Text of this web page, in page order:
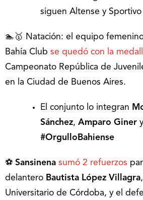
siguen Altense y Sportivo
🏊🥇 Natación: el equipo
Bahía Club se quedó con la
Campeonato República de
en la Ciudad de Buenos Aires.
El conjunto lo integran
Sánchez, Amparo Giner
#OrgulloBahiense
⚽ Sansinena sumó 2 refuerzos
delantero Bautista López Villagra
Universitario de Córdoba, y el